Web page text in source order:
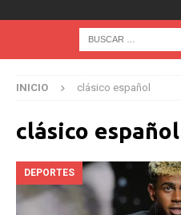
INICIO clásico español
clásico español
DEPORTES